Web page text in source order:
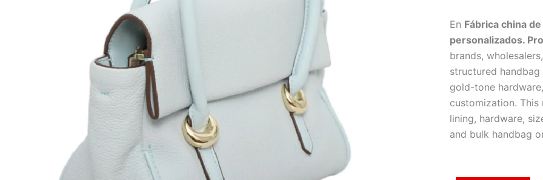
En Fábrica china
personalizados.
brands,
structured
gold-tone
customization.
lining, hardware,
and bulk handbag